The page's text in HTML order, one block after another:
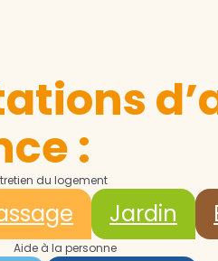
:
du logement
Jardin
Aide à la personne